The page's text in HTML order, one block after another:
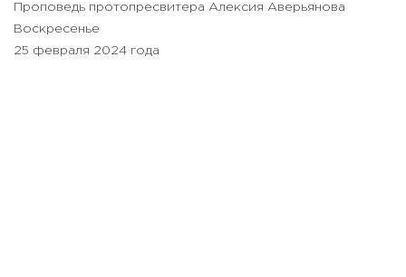
Проповедь протопресвитера Алексия Аверьянова
Воскресенье
25 февраля 2024 года